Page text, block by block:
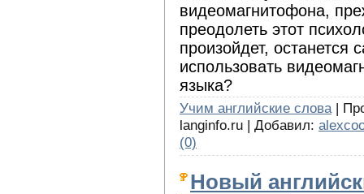
видеомагнитофона,
преодолеть этот
произойдет,
использовать
языка?
Учим английские слова |
langinfo.ru | Добавил:
(0)
Новый